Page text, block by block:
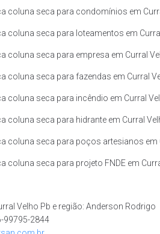
coluna seca para condomínios em
coluna seca para loteamentos em
coluna seca para empresa em Curral
coluna seca para fazendas em Curral
coluna seca para incêndio em Curral
coluna seca para hidrante em Curral
coluna seca para poços artesianos em
coluna seca para projeto FNDE em
Velho Pb e região: Anderson Rodrigo
2844